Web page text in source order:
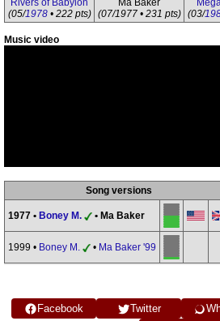
Rivers of Babylon
(05/1978• 222 pts)
Ma Baker
(07/1977 • 231 pts)
(03/
Music video
Song versions
1977 • Boney M. • Ma Baker
1999 • Boney M. • Ma Baker '99
Facebook Twitter